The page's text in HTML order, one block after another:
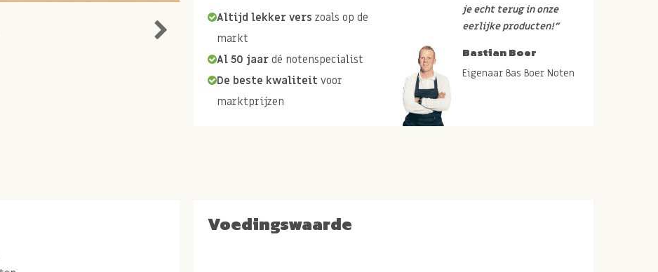
Altijd lekker vers zoals op de
markt
Al 50 jaar dé notenspecialist
De beste kwaliteit voor
marktprijzen
je echt terug in onze
eerlijke producten!”
Bastian Boer
Eigenaar Bas Boer Noten
Voedingswaarde